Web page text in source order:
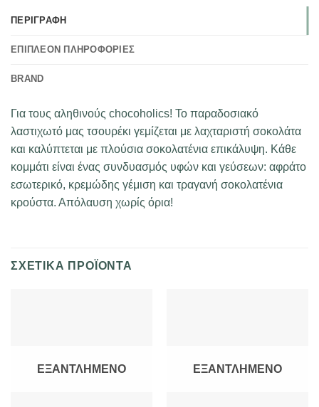
ΠΕΡΙΓΡΑΦΉ
ΕΠΙΠΛΈΟΝ ΠΛΗΡΟΦΟΡΊΕΣ
BRAND
Για τους αληθινούς chocoholics! Το παραδοσιακό
λαστιχωτό μας τσουρέκι γεμίζεται με λαχταριστή σοκολάτα
και καλύπτεται με πλούσια σοκολατένια επικάλυψη. Κάθε
κομμάτι είναι ένας συνδυασμός υφών και γεύσεων: αφράτο
εσωτερικό, κρεμώδης γέμιση και τραγανή σοκολατένια
κρούστα. Απόλαυση χωρίς όρια!
ΣΧΕΤΙΚΆ ΠΡΟΪΌΝΤΑ
ΕΞΑΝΤΛΗΜΈΝΟ ΕΞΑΝΤΛΗΜΈΝΟ